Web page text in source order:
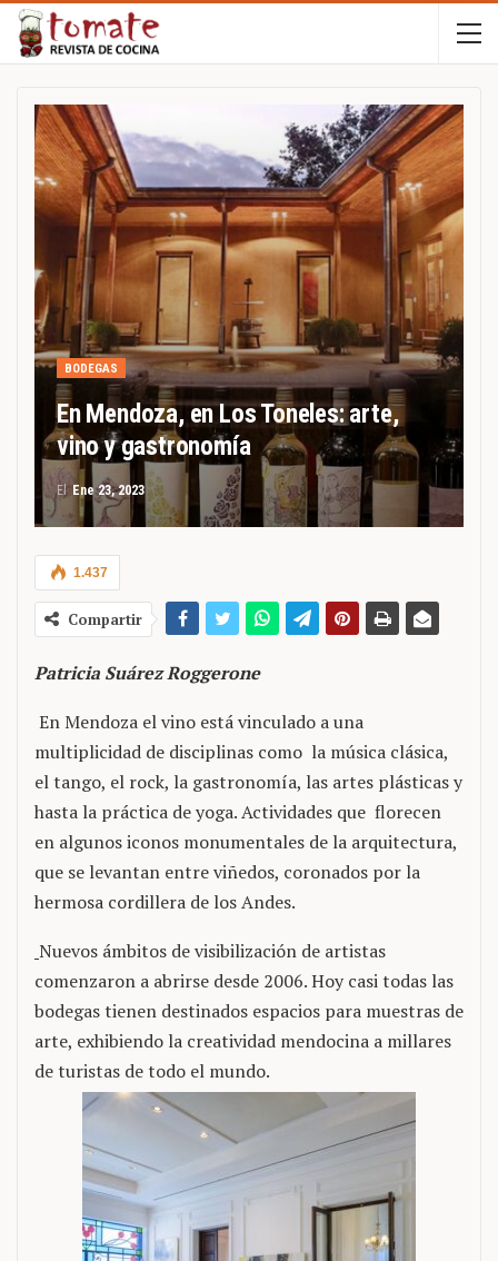
BODEGAS
En Mendoza, en Los Toneles: arte,
vino y gastronomía
El Ene 23, 2023
1.437
Compartir
Patricia Suárez Roggerone
En Mendoza el vino está vinculado a una
multiplicidad de disciplinas como la música clásica,
el tango, el rock, la gastronomía, las artes plásticas y
hasta la práctica de yoga. Actividades que florecen
en algunos iconos monumentales de la arquitectura,
que se levantan entre viñedos, coronados por la
hermosa cordillera de los Andes.
Nuevos ámbitos de visibilización de artistas
comenzaron a abrirse desde 2006. Hoy casi todas las
bodegas tienen destinados espacios para muestras de
arte, exhibiendo la creatividad mendocina a millares
de turistas de todo el mundo.